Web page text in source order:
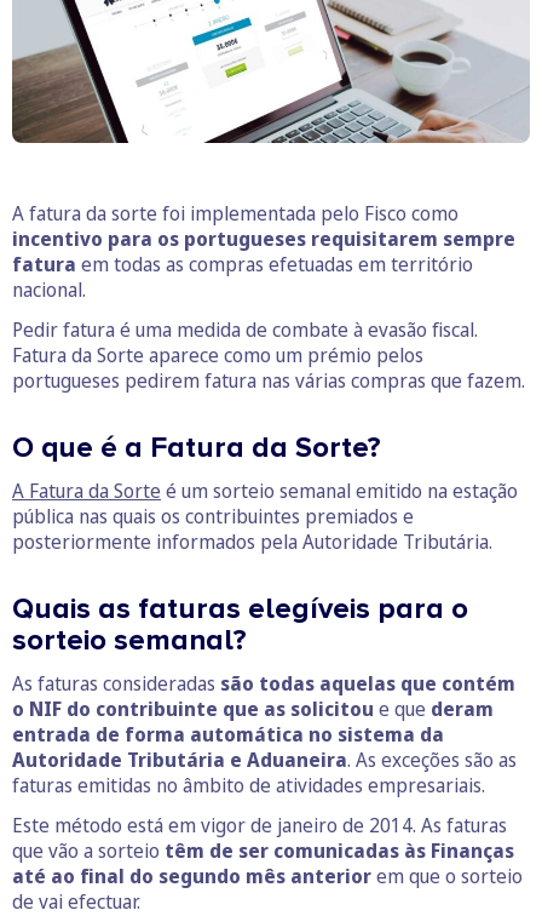
A fatura da sorte foi implementada pelo Fisco como
incentivo para os portugueses requisitarem sempre
fatura em todas as compras efetuadas em território
nacional.
Pedir fatura é uma medida de combate à evasão fiscal.
Fatura da Sorte aparece como um prémio pelos
portugueses pedirem fatura nas várias compras que fazem.
O que é a Fatura da Sorte?
A Fatura da Sorte é um sorteio semanal emitido na estação
pública nas quais os contribuintes premiados e
posteriormente informados pela Autoridade Tributária.
Quais as faturas elegíveis para o
sorteio semanal?
As faturas consideradas são todas aquelas que contém
o NIF do contribuinte que as solicitou e que deram
entrada de forma automática no sistema da
Autoridade Tributária e Aduaneira. As exceções são as
faturas emitidas no âmbito de atividades empresariais.
Este método está em vigor de janeiro de 2014. As faturas
que vão a sorteio têm de ser comunicadas às Finanças
até ao final do segundo mês anteriorem que o sorteio
de vai efectuar.